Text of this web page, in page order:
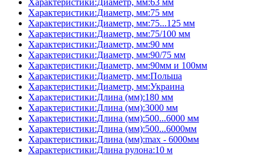
Характеристики:Диаметр, мм:63 мм
Характеристики:Диаметр, мм:75 мм
Характеристики:Диаметр, мм:75...125 мм
Характеристики:Диаметр, мм:75/100 мм
Характеристики:Диаметр, мм:90 мм
Характеристики:Диаметр, мм:90/75 мм
Характеристики:Диаметр, мм:90мм и 100мм
Характеристики:Диаметр, мм:Польша
Характеристики:Диаметр, мм:Украина
Характеристики:Длина (мм):180 мм
Характеристики:Длина (мм):3000 мм
Характеристики:Длина (мм):500...6000 мм
Характеристики:Длина (мм):500...6000мм
Характеристики:Длина (мм):max - 6000мм
Характеристики:Длина рулона:10 м